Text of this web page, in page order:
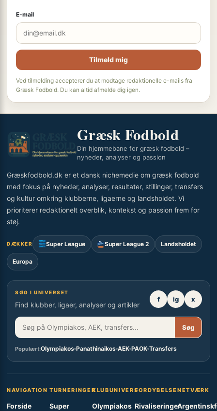
E-mail
Tilmeld mig
Ved tilmelding accepterer du at modtage redaktionelle e-mails fra
Græsk Fodbold. Du kan altid afmelde dig igen.
Græsk Fodbold
Din hjemmebane for græsk fodbold –
nyheder, analyser og passion
Græskfodbold.dk er et dansk nichemedie om græsk fodbold
med fokus på nyheder, analyser, resultater, stillinger, transfers
og kultur omkring klubberne, ligaerne og landsholdet. Vi
prioriterer redaktionelt overblik, kontekst og passion frem for
støj.
DÆKKER Super League Super League 2 Landsholdet
Europa
SØG I UNIVERSET
Find klubber, ligaer, analyser og artikler
f ig x
Søg
Populært:Olympiakos Panathinaikos AEK PAOK Transfers
NAVIGATION
Forside
TURNERINGER
Super
KLUBUNIVERS
Olympiakos
FORDYBELSE
Rivaliseringer
NETVÆRK